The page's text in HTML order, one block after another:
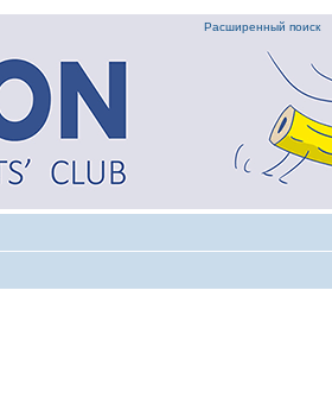
Расширенный поиск